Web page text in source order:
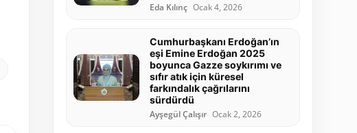
Eda Kılınç Ocak 4, 2026
Cumhurbaşkanı Erdoğan’ın
eşi Emine Erdoğan 2025
boyunca Gazze soykırımı ve
sıfır atık için küresel
farkındalık çağrılarını
sürdürdü
Ayşegül Çalışır Ocak 2, 2026